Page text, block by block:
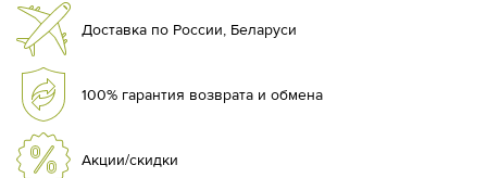
Доставка по России, Беларуси
100% гарантия возврата и обмена
Акции/скидки